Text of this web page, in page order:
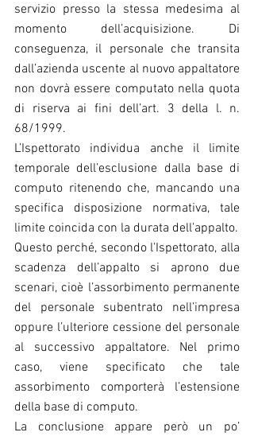
servizio presso la stessa medesima al
momento dell’acquisizione. Di
conseguenza, il personale che transita
dall’azienda uscente al nuovo appaltatore
non dovrà essere computato nella quota
di riserva ai fini dell’art. 3 della l. n.
68/1999.
L’Ispettorato individua anche il limite
temporale dell’esclusione dalla base di
computo ritenendo che, mancando una
specifica disposizione normativa, tale
limite coincida con la durata dell’appalto.
Questo perché, secondo l’Ispettorato, alla
scadenza dell’appalto si aprono due
scenari, cioè l’assorbimento permanente
del personale subentrato nell’impresa
oppure l’ulteriore cessione del personale
al successivo appaltatore. Nel primo
caso, viene specificato che tale
assorbimento comporterà l’estensione
della base di computo.
La conclusione appare però un po’